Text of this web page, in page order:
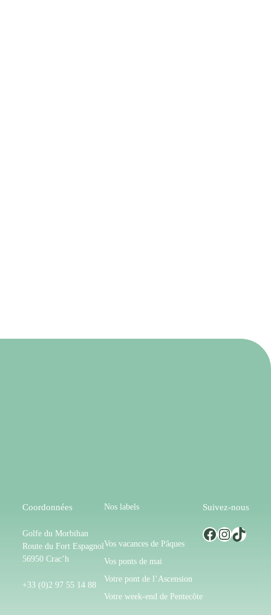
Coordonnées
Golfe du Morbihan
Route du Fort Espagnol
56950 Crac’h
+33 (0)2 97 55 14 88
Nos labels
Vos vacances de Pâques
Vos ponts de mai
Votre pont de l’Ascension
Votre week-end de Pentecôte
Suivez-nous
Facebook InstagramTikTok